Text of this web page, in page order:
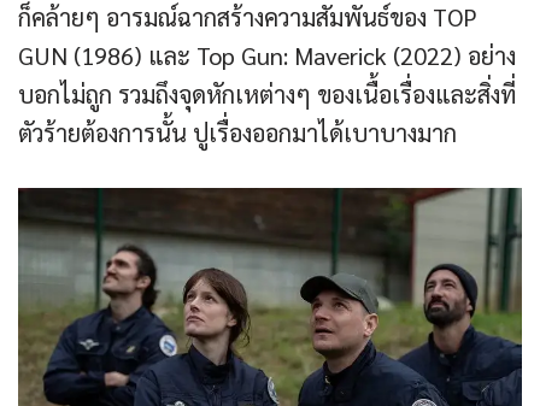
ก็คล้ายๆ อารมณ์ฉากสร้างความสัมพันธ์ของ TOP
GUN (1986) และ Top Gun: Maverick (2022) อย่าง
บอกไม่ถูก รวมถึงจุดหักเหต่างๆ ของเนื้อเรื่องและสิ่งที่
ตัวร้ายต้องการนั้น ปูเรื่องออกมาได้เบาบางมาก